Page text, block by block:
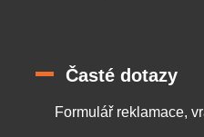
Časté dotazy
Formulář reklamace,